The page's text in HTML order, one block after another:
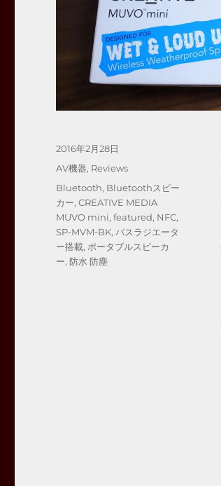
投
2016年2月28日
カ
テ
AV機器, Reviews
タ
グ
Bluetooth, Bluetoothスピー
カー,CREATIVE MEDIA
MUVO mini,featured, NFC,
SP-MVM-BK, バスラジエータ
ー搭載, ポータブルスピーカ
ー,防水 防塵